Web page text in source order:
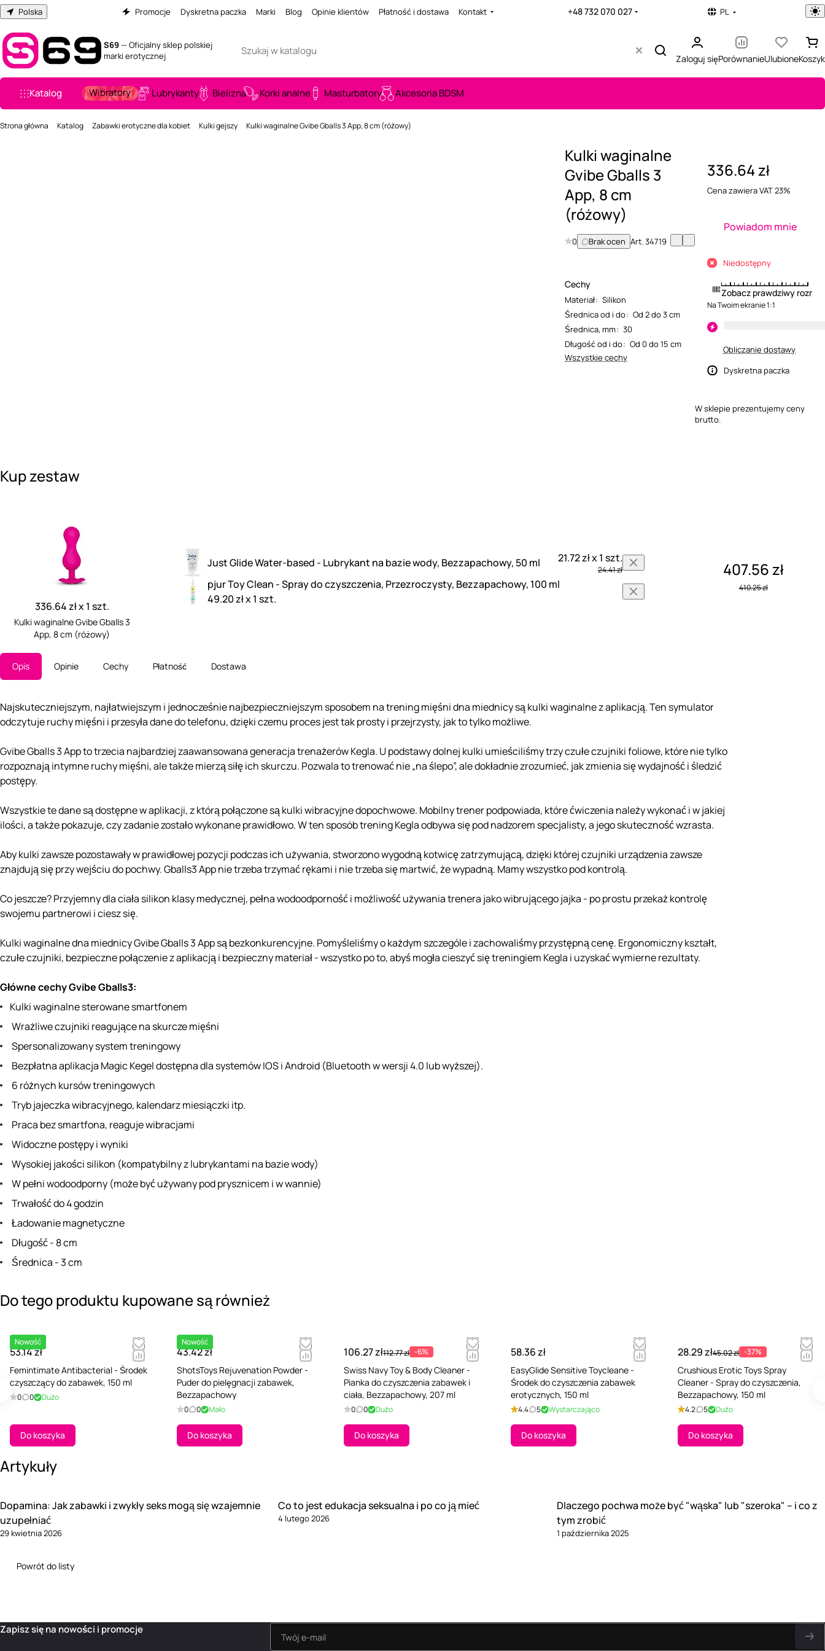
Polska Promocje Dyskretna paczka Marki Blog Opinie klientów Płatność i dostawa Kontakt +48 732 070 027 PL
S69— Oficjalny sklep polskiej
marki erotycznej
Zaloguj sięPorównanieUlubioneKoszyk
Katalog Wibratory Lubrykanty Bielizna Korki analne Masturbatory Akcesoria BDSM
Strona główna Katalog Zabawki erotyczne dla kobiet Kulki gejszy Kulki waginalne Gvibe Gballs 3 App, 8 cm (różowy)
Kulki waginalne
Gvibe Gballs 3
App, 8 cm
(różowy)
0 Brak ocen Art.34719
Cechy
Materiał: Silikon
Średnica od i do: Od 2 do 3 cm
Średnica, mm: 30
Długość od i do: Od 0 do 15 cm
Wszystkie cechy
336.64 zł
Cena zawiera VAT 23%
Powiadom mnie
Niedostępny
Zobacz prawdziwy
Na Twoim ekranie 1:1
Obliczanie dostawy
Dyskretna paczka
W sklepie prezentujemy ceny
brutto.
Kup zestaw
336.64 zł x 1 szt.
Kulki waginalne Gvibe Gballs 3
App, 8 cm (różowy)
Just Glide Water-based - Lubrykant na bazie wody, Bezzapachowy, 50 ml 21.72 zł x 1 szt.
24.41 zł
pjur Toy Clean - Spray do czyszczenia, Przezroczysty, Bezzapachowy, 100 ml
49.20 zł x 1 szt.
407.56 zł
410.25 zł
Opis Opinie Cechy Płatność Dostawa
Najskuteczniejszym, najłatwiejszym i jednocześnie najbezpieczniejszym sposobem na trening mięśni dna miednicy są kulki waginalne z aplikacją. Ten symulator
odczytuje ruchy mięśni i przesyła dane do telefonu, dzięki czemu proces jest tak prosty i przejrzysty, jak to tylko możliwe.
Gvibe Gballs 3 App to trzecia najbardziej zaawansowana generacja trenażerów Kegla. U podstawy dolnej kulki umieściliśmy trzy czułe czujniki foliowe, które nie tylko
rozpoznają intymne ruchy mięśni, ale także mierzą siłę ich skurczu. Pozwala to trenować nie „na ślepo”, ale dokładnie zrozumieć, jak zmienia się wydajność i śledzić
postępy.
Wszystkie te dane są dostępne w aplikacji, z którą połączone są kulki wibracyjne dopochwowe. Mobilny trener podpowiada, które ćwiczenia należy wykonać i w jakiej
ilości, a także pokazuje, czy zadanie zostało wykonane prawidłowo. W ten sposób trening Kegla odbywa się pod nadzorem specjalisty, a jego skuteczność wzrasta.
Aby kulki zawsze pozostawały w prawidłowej pozycji podczas ich używania, stworzono wygodną kotwicę zatrzymującą, dzięki której czujniki urządzenia zawsze
znajdują się przy wejściu do pochwy. Gballs3 App nie trzeba trzymać rękami i nie trzeba się martwić, że wypadną. Mamy wszystko pod kontrolą.
Co jeszcze? Przyjemny dla ciała silikon klasy medycznej, pełna wodoodporność i możliwość używania trenera jako wibrującego jajka - po prostu przekaż kontrolę
swojemu partnerowi i ciesz się.
Kulki waginalne dna miednicy Gvibe Gballs 3 App są bezkonkurencyjne. Pomyśleliśmy o każdym szczególe i zachowaliśmy przystępną cenę. Ergonomiczny kształt,
czułe czujniki, bezpieczne połączenie z aplikacją i bezpieczny materiał - wszystko po to, abyś mogła cieszyć się treningiem Kegla i uzyskać wymierne rezultaty.
Główne cechy Gvibe Gballs3:
Kulki waginalne sterowane smartfonem
Wrażliwe czujniki reagujące na skurcze mięśni
Spersonalizowany system treningowy
Bezpłatna aplikacja Magic Kegel dostępna dla systemów IOS i Android (Bluetooth w wersji 4.0 lub wyższej).
6 różnych kursów treningowych
Tryb jajeczka wibracyjnego, kalendarz miesiączki itp.
Praca bez smartfona, reaguje wibracjami
Widoczne postępy i wyniki
Wysokiej jakości silikon (kompatybilny z lubrykantami na bazie wody)
W pełni wodoodporny (może być używany pod prysznicem i w wannie)
Trwałość do 4 godzin
Ładowanie magnetyczne
Długość - 8 cm
Średnica - 3 cm
Do tego produktu kupowane są również
Nowość
53.14 zł
Femintimate Antibacterial - Środek
czyszczący do zabawek, 150 ml
0 0 Dużo
Do koszyka
Nowość
43.42 zł
ShotsToys Rejuvenation Powder -
Puder do pielęgnacji zabawek,
Bezzapachowy
0 0 Mało
Do koszyka
106.27 zł112.77 zł -6%
Swiss Navy Toy & Body Cleaner -
Pianka do czyszczenia zabawek i
ciała, Bezzapachowy, 207 ml
0 0 Dużo
Do koszyka
58.36 zł
EasyGlide Sensitive Toycleane -
Środek do czyszczenia zabawek
erotycznych, 150 ml
4.4 5 Wystarczająco
Do koszyka
28.29 zł45.02 zł -37%
Crushious Erotic Toys Spray
Cleaner - Spray do czyszczenia,
Bezzapachowy, 150 ml
4.2 5 Dużo
Do koszyka
Artykuły
Dopamina: Jak zabawki i zwykły seks mogą się wzajemnie
uzupełniać
29 kwietnia 2026
Co to jest edukacja seksualna i po co ją mieć
4 lutego 2026
Dlaczego pochwa może być "wąska" lub "szeroka" – i co z
tym zrobić
1 października 2025
Powrót do listy
Zapisz się na nowości i promocje